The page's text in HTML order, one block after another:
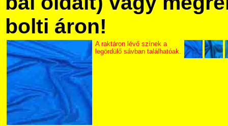
bolti áron!
A raktáron lévő színek a
legördülő sávban találhatóak.